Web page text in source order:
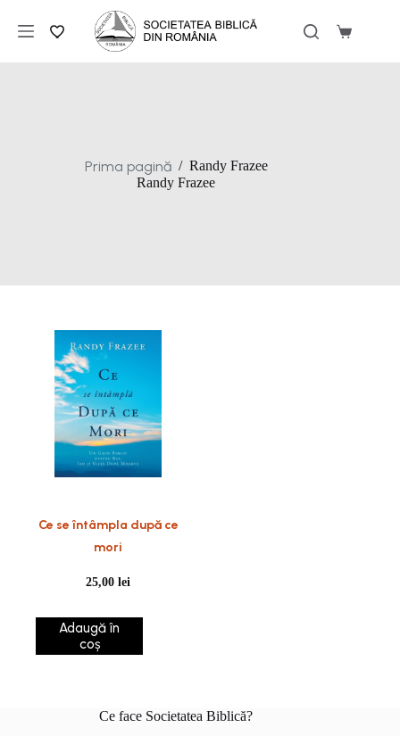
conținut
Coș
Prima pagină / Randy Frazee
Randy Frazee
Ce se întâmpla după ce
mori
25,00lei
Adaugă în
coș
Ce face Societatea Biblică?